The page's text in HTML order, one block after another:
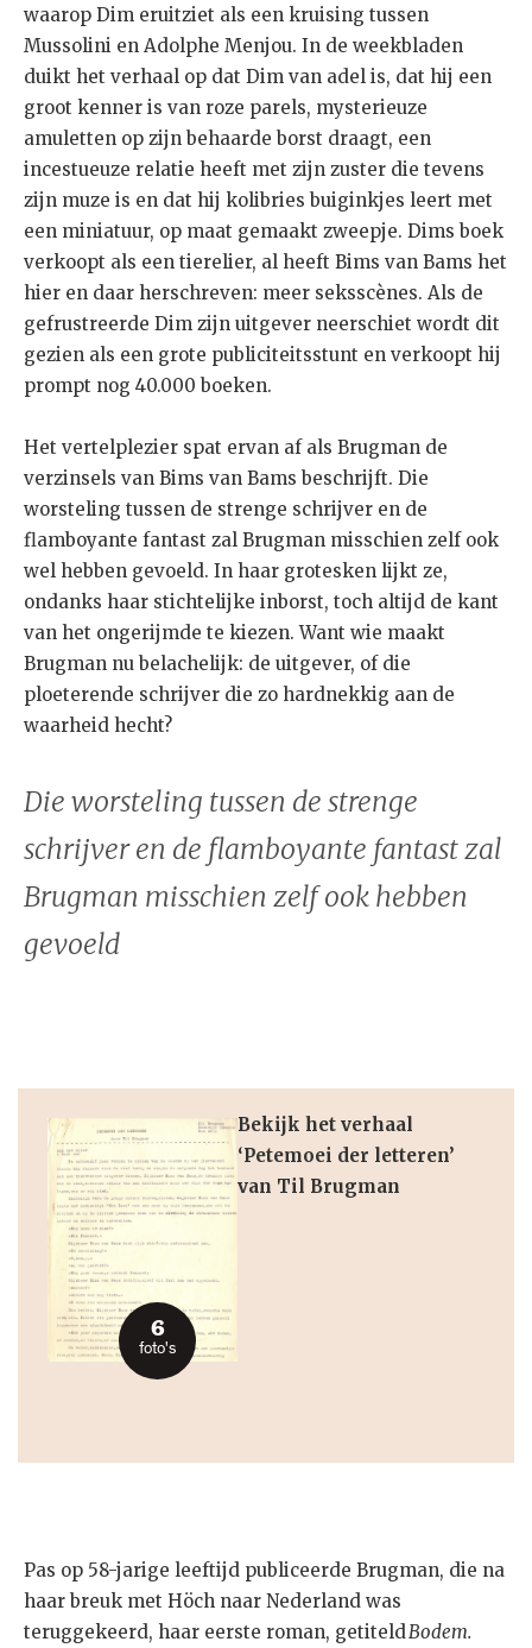
waarop Dim eruitziet als een kruising tussen
Mussolini en Adolphe Menjou. In de weekbladen
duikt het verhaal op dat Dim van adel is, dat hij een
groot kenner is van roze parels, mysterieuze
amuletten op zijn behaarde borst draagt, een
incestueuze relatie heeft met zijn zuster die tevens
zijn muze is en dat hij kolibries buiginkjes leert met
een miniatuur, op maat gemaakt zweepje. Dims boek
verkoopt als een tierelier, al heeft Bims van Bams het
hier en daar herschreven: meer seksscènes. Als de
gefrustreerde Dim zijn uitgever neerschiet wordt dit
gezien als een grote publiciteitsstunt en verkoopt hij
prompt nog 40.000 boeken.
Het vertelplezier spat ervan af als Brugman de
verzinsels van Bims van Bams beschrijft. Die
worsteling tussen de strenge schrijver en de
flamboyante fantast zal Brugman misschien zelf ook
wel hebben gevoeld. In haar grotesken lijkt ze,
ondanks haar stichtelijke inborst, toch altijd de kant
van het ongerijmde te kiezen. Want wie maakt
Brugman nu belachelijk: de uitgever, of die
ploeterende schrijver die zo hardnekkig aan de
waarheid hecht?
Die worsteling tussen de strenge
schrijver en de flamboyante fantast zal
Brugman misschien zelf ook hebben
gevoeld
6
foto's
Bekijk het verhaal
‘Petemoei der letteren’
van Til Brugman
Pas op 58-jarige leeftijd publiceerde Brugman, die na
haar breuk met Höch naar Nederland was
teruggekeerd, haar eerste roman, getiteld Bodem.